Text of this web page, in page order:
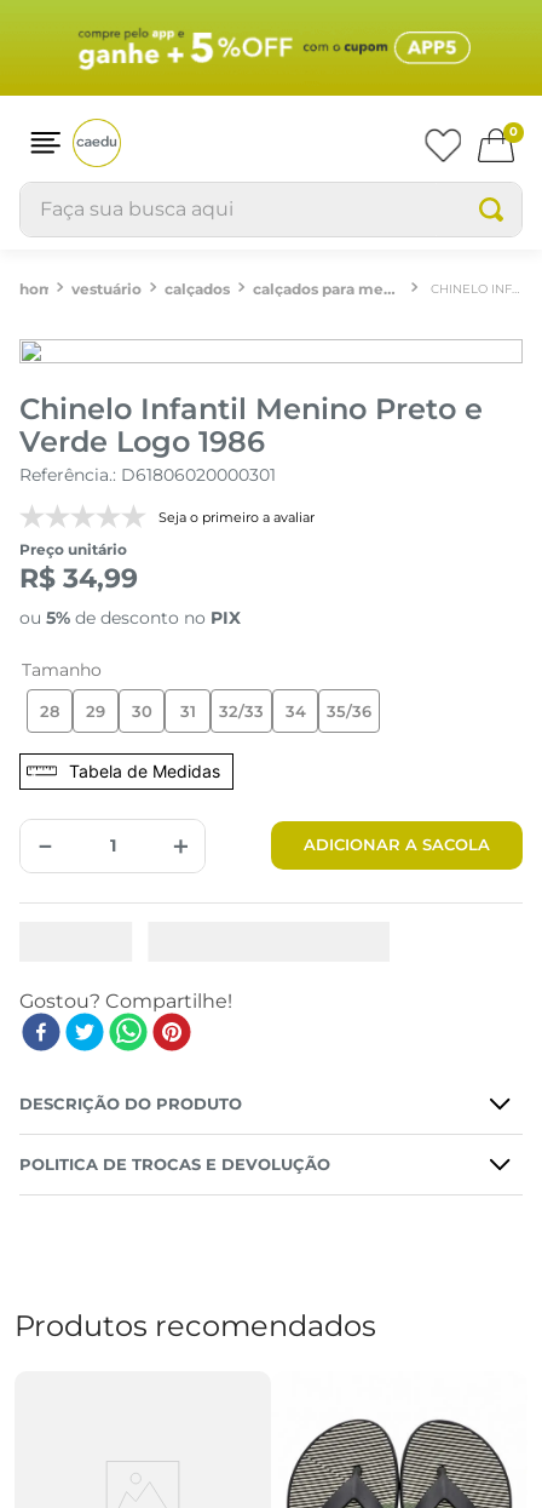
0
Faça sua busca aqui
vestuário calçados calçados para meninos CHINELO INFANTIL MENINO PRETO E VERDE LOGO 1986
Chinelo Infantil Menino Preto e
Verde Logo 1986
Referência.: D61806020000301
Seja o primeiro a avaliar
Preço unitário
R$ 34,99
ou 5% de desconto no PIX
Tamanho
28 29 30 31 32/33 34 35/36
Tabela de Medidas
＋
－ ADICIONAR A SACOLA
DESCRIÇÃO DO PRODUTO
POLITICA DE TROCAS E DEVOLUÇÃO
Produtos recomendados